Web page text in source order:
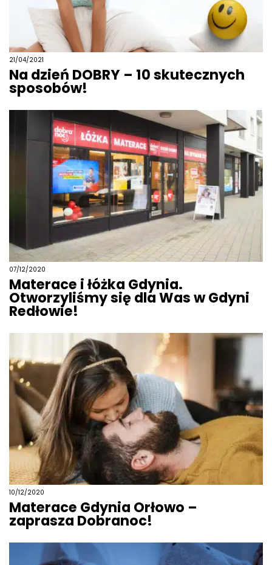
21/04/2021
Na dzień DOBRY – 10 skutecznych
sposobów!
07/12/2020
Materace i łóżka Gdynia.
Otworzyliśmy się dla Was w Gdyni
Redłowie!
10/12/2020
Materace Gdynia Orłowo –
zaprasza Dobranoc!